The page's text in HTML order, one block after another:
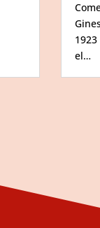
el…